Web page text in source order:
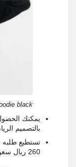
black
بالتصميم
260 ريال سعودي بخصم 40%.